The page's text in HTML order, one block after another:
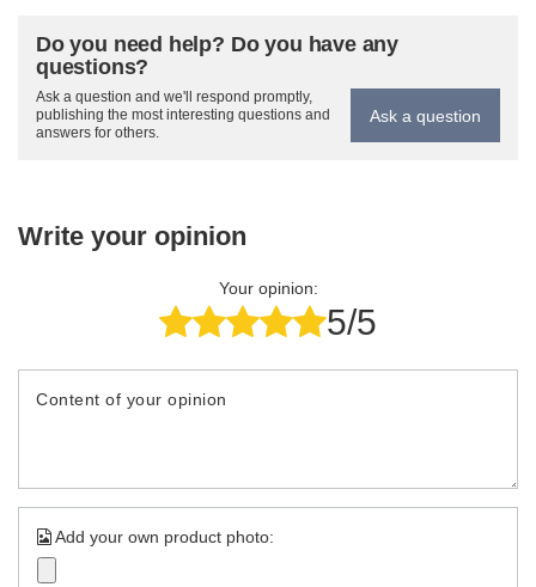
Do you need help? Do you have any
questions?
Ask a question and we'll respond promptly,
publishing the most interesting questions and
answers for others.
Ask a question
Write your opinion
Your opinion:
5/5
Content of your opinion
Add your own product photo: